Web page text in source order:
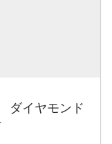
ダイヤモンド